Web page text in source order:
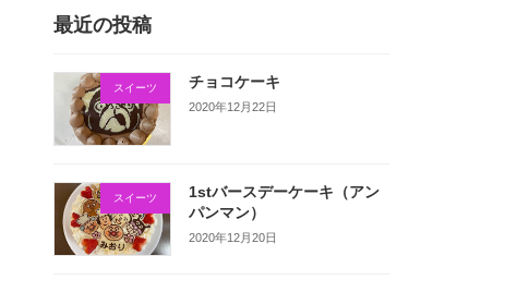
最近の投稿
スイーツ チョコケーキ
2020年12月22日
スイーツ
1stバースデーケーキ（アン
パンマン）
2020年12月20日